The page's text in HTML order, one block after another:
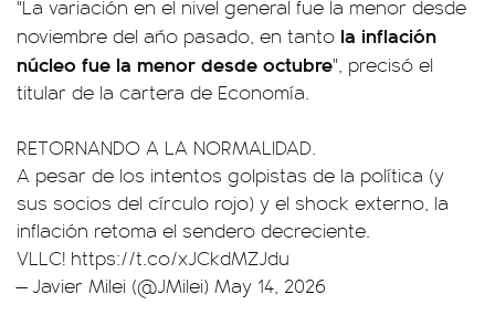
"La variación en el nivel general fue la menor desde
noviembre del año pasado, en tanto la inflación
núcleo fue la menor desde octubre", precisó el
titular de la cartera de Economía.
RETORNANDO A LA NORMALIDAD.
A pesar de los intentos golpistas de la política (y
sus socios del círculo rojo) y el shock externo, la
inflación retoma el sendero decreciente.
VLLC! https://t.co/xJCkdMZJdu
— Javier Milei (@JMilei) May 14, 2026